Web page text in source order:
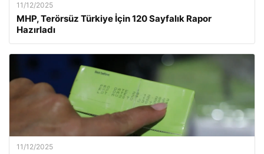
11/12/2025
MHP, Terörsüz Türkiye İçin 120 Sayfalık Rapor
Hazırladı
11/12/2025